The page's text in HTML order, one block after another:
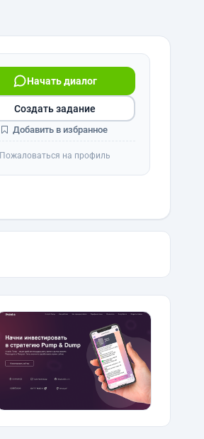
Начать диалог
Создать задание
Добавить в избранное
Пожаловаться на профиль